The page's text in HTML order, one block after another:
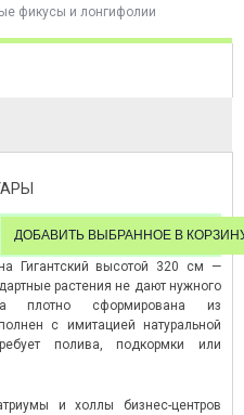
фикусы и лонгифолии
Гигантский высотой 320 см —
растения не дают нужного
плотно сформирована из
с имитацией натуральной
полива, подкормки или
и холлы бизнес-центров